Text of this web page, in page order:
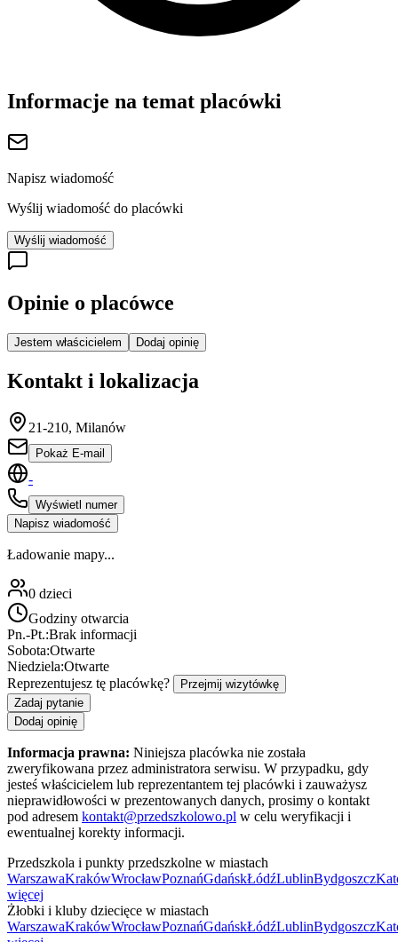
Informacje na temat placówki
Napisz wiadomość
Wyślij wiadomość do placówki
Wyślij wiadomość
Opinie o placówce
Jestem właścicielem Dodaj opinię
Kontakt i lokalizacja
21-210, Milanów
Pokaż E-mail
-
Wyświetl numer
Napisz wiadomość
Ładowanie mapy...
0 dzieci
Godziny otwarcia
Pn.-Pt.:Brak informacji
Sobota:Otwarte
Niedziela:Otwarte
Reprezentujesz tę placówkę?
Przejmij wizytówkę
Zadaj pytanie
Dodaj opinię
Informacja prawna: Niniejsza placówka nie została
zweryfikowana przez administratora serwisu. W przypadku, gdy
jesteś właścicielem lub reprezentantem tej placówki i zauważysz
nieprawidłowości w prezentowanych danych, prosimy o kontakt
pod adresem kontakt@przedszkolowo.pl w celu weryfikacji i
ewentualnej korekty informacji.
Przedszkola i punkty przedszkolne w miastach
WarszawaKrakówWrocławPoznańGdańskŁódźLublinBydgoszcz
więcej
Żłobki i kluby dziecięce w miastach
WarszawaKrakówWrocławPoznańGdańskŁódźLublinBydgoszcz